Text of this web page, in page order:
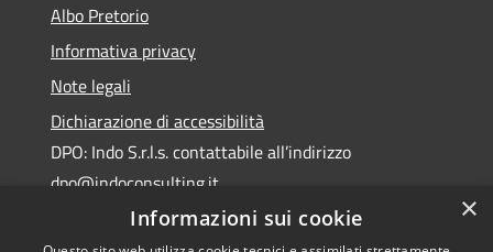
Albo Pretorio
Informativa privacy
Note legali
Dichiarazione di accessibilità
DPO: Indo S.r.l.s. contattabile all’indirizzo
dpo@indoconsulting.it
×
Informazioni sui cookie